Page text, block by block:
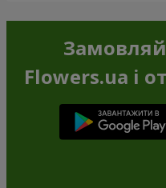
Flowers.ua і